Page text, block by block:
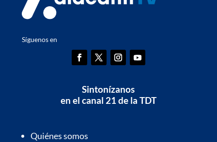
Síguenos en
Sintonízanos
en el canal 21 de la TDT
Quiénes somos